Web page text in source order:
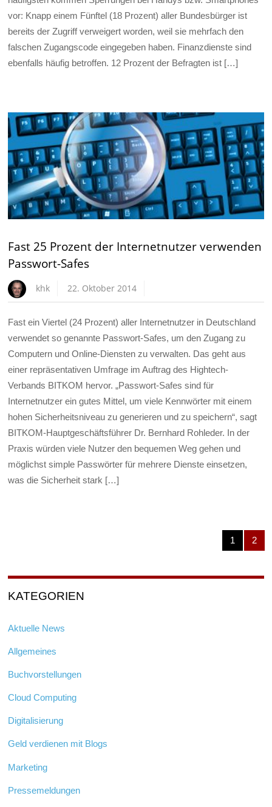
vor: Knapp einem Fünftel (18 Prozent) aller Bundesbürger ist
bereits der Zugriff verweigert worden, weil sie mehrfach den
falschen Zugangscode eingegeben haben. Finanzdienste sind
ebenfalls häufig betroffen. 12 Prozent der Befragten ist […]
Fast 25 Prozent der Internetnutzer verwenden
Passwort-Safes
khk 22. Oktober 2014
Fast ein Viertel (24 Prozent) aller Internetnutzer in Deutschland
verwendet so genannte Passwort-Safes, um den Zugang zu
Computern und Online-Diensten zu verwalten. Das geht aus
einer repräsentativen Umfrage im Auftrag des Hightech-
Verbands BITKOM hervor. „Passwort-Safes sind für
Internetnutzer ein gutes Mittel, um viele Kennwörter mit einem
hohen Sicherheitsniveau zu generieren und zu speichern“, sagt
BITKOM-Hauptgeschäftsführer Dr. Bernhard Rohleder. In der
Praxis würden viele Nutzer den bequemen Weg gehen und
möglichst simple Passwörter für mehrere Dienste einsetzen,
was die Sicherheit stark […]
1 2
KATEGORIEN
Aktuelle News
Allgemeines
Buchvorstellungen
Cloud Computing
Digitalisierung
Geld verdienen mit Blogs
Marketing
Pressemeldungen